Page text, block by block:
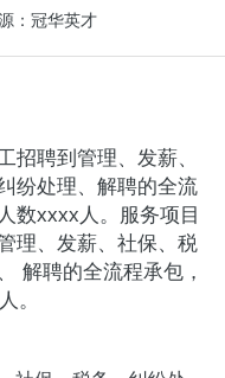
：冠华英才
招聘到管理、发薪、
纷处理、解聘的全流
数xxxx人。服务项目
理、发薪、社保、税
解聘的全流程承包，
。